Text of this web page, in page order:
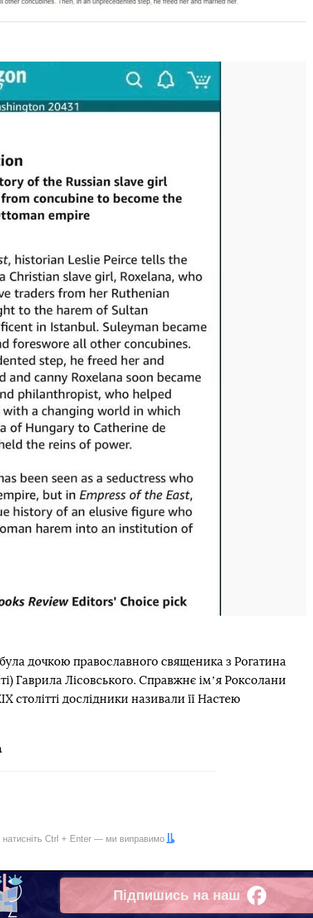
дочкою православного священика з Рогатина
Гаврила Лісовського. Справжнє імʼя Роксолани
столітті дослідники називали її Настею
Ctrl + Enter — ми виправимо
Підпишись на наш
Facebook